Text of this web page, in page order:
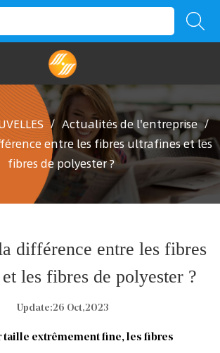
/ Actualités de l'entreprise /
entre les fibres ultrafines et les
fibres de polyester ?
différence entre les fibres
les fibres de polyester ?
Update:26 Oct,2023
taille extrêmement fine, les fibres